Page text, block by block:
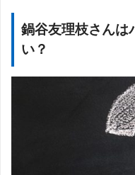
鍋谷友理枝さんは
い？